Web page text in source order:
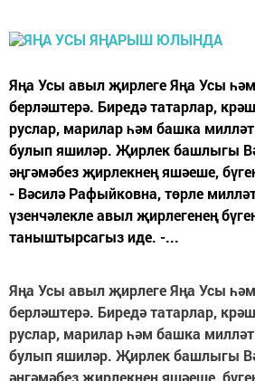
Яңа Усы авыл җирлеге Яңа Усы
берләштерә. Биредә татарлар,
руслар, марилар һәм башка милләт
булып яшиләр. Җирлек башлыгы
әңгәмәбез җирлекнең яшәеше,
- Вәсилә Рафыйковна, төрле
үзенчәлекле авыл җирлегенең
таныштырсагыз иде. -...
Яңа Усы авыл җирлегеЯңа Усы
берләштерә. Биредә татарлар,
руслар, марилар һәм башка милләт
булып яшиләр. Җирлек башлыгы
әңгәмәбез җирлекнең яшәеше,